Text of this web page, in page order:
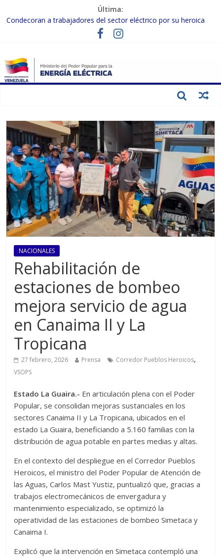
Última:
Condecoran a trabajadores del sector eléctrico por su heroica
labor tras el doble sismo del 24-J
Gobierno Nacional coordina acciones con el sector privado para
Inspeccionan trabajos de rehabilitación en instalaciones del SEN
en Carabobo
Gobierno Nacional activa plan preventivo para fortalecer el SEN
NACIONALES
Rehabilitación de
estaciones de bombeo
mejora servicio de agua
en Canaima II y La
Tropicana
27 febrero, 2026 Prensa Corredor Pueblos Heroicos,
VSOPS
Estado La Guaira.- En articulación plena con el Poder
Popular, se consolidan mejoras sustanciales en los
sectores Canaima II y La Tropicana, ubicados en el
estado La Guaira, beneficiando a 5.160 familias con la
distribución de agua potable en partes medias y altas.
En el contexto del despliegue en el Corredor Pueblos
Heroicos, el ministro del Poder Popular de Atención de
las Aguas, Carlos Mast Yustiz, puntualizó que, gracias a
trabajos electromecánicos de envergadura y
mantenimiento especializado, se optimizó la
operatividad de las estaciones de bombeo Simetaca y
Canaima I.
Explicó que la intervención en Simetaca contempló una